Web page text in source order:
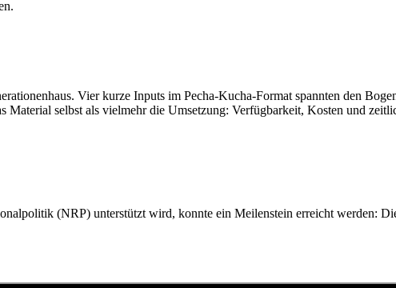
Vier kurze Inputs im Pecha-Kucha-Format spannten den
Material selbst als vielmehr die Umsetzung: Verfügbarkeit, Kosten und
(NRP) unterstützt wird, konnte ein Meilenstein erreicht werden: